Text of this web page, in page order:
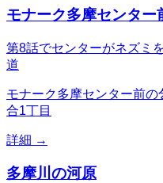
モナーク多摩センター
第8話でセンターがネズミ
道
モナーク多摩センター前
合1丁目
詳細 →
多摩川の河原